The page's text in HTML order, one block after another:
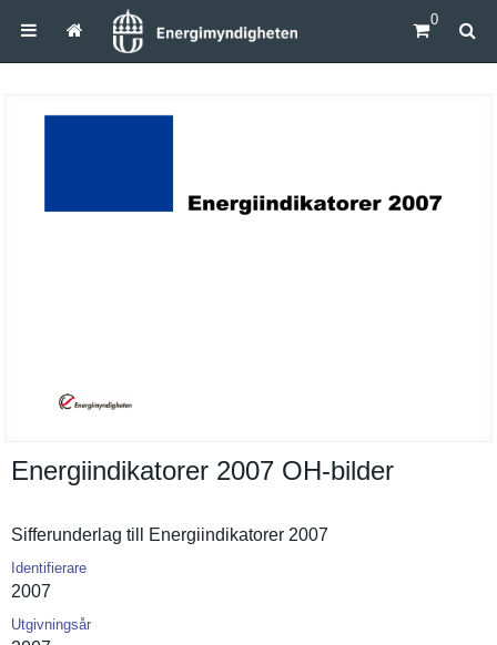
0
Energiindikatorer 2007 OH-​bilder
Sifferunde­rlag till Energiindi­katorer 2007
Identifierare
2007
Utgivningsår